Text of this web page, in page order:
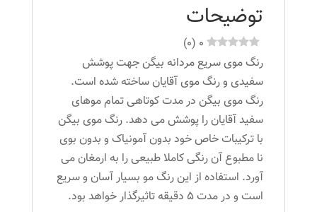
مشکی
طبیعی
عدد
توضیحات
0
(
0
)
رنگ موی سریع مردانه بیگن جهت پوشش
سفیدی و رنگ موی آقایان ساخته شده است.
رنگ موی بیگن در مدت کوتاهی تمام موهای
سفید آقایان را پوشش می دهد. رنگ موی بیگن
با ترکیبات خاص خود بدون آمونیاک و بدون بوی
نا مطبوع آن رنگی کاملا طبیعی را به ارمغان می
آورد. استفاده از این رنگ مو بسیار آسان و سریع
است و در مدت 5 دقیقه تاثیرگذار خواهد بود.